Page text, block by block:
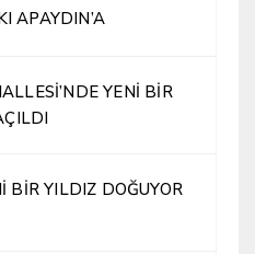
APAYDIN’A
YENİ BİR
BİR YILDIZ DOĞUYOR